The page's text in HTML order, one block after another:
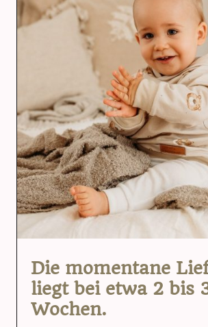
Die momentane
liegt bei etwa 2 bis
Wochen.